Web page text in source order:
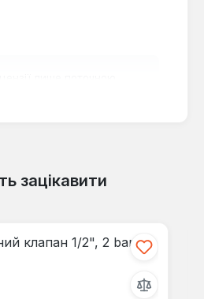
Поділіться
зацікавити